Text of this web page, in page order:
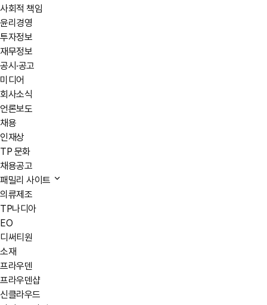
사회적 책임
윤리경영
투자정보
재무정보
공시·공고
미디어
회사소식
언론보도
채용
인재상
TP 문화
채용공고
패밀리 사이트
의류제조
TP나디아
EO
디써티원
소재
프라우덴
프라우덴샵
신클라우드